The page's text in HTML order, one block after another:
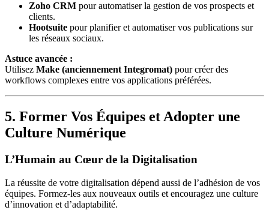
Zoho CRM pour automatiser la gestion de vos prospects et
clients.
Hootsuite pour planifier et automatiser vos publications sur
les réseaux sociaux.
Astuce avancée :
Utilisez Make (anciennement Integromat) pour créer des
workflows complexes entre vos applications préférées.
5. Former Vos Équipes et Adopter une
Culture Numérique
L’Humain au Cœur de la Digitalisation
La réussite de votre digitalisation dépend aussi de l’adhésion de vos
équipes. Formez-les aux nouveaux outils et encouragez une culture
d’innovation et d’adaptabilité.